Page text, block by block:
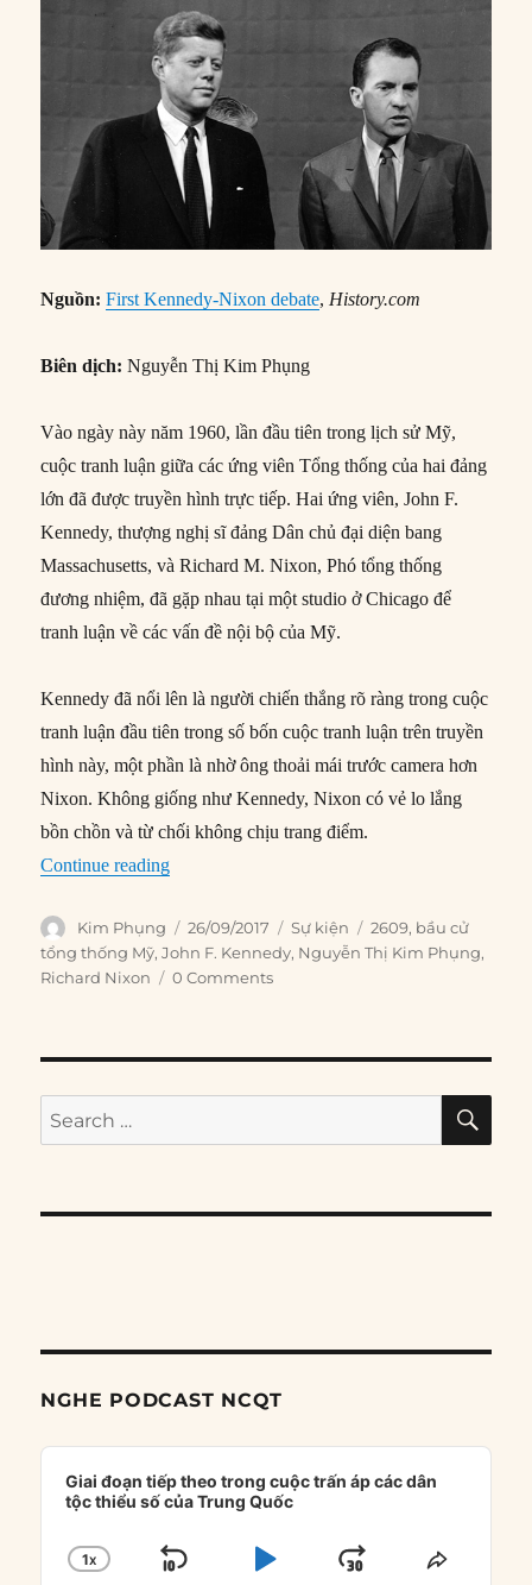
Nguồn: First Kennedy-Nixon debate, History.com
Biên dịch: Nguyễn Thị Kim Phụng
Vào ngày này năm 1960, lần đầu tiên trong lịch sử Mỹ,
cuộc tranh luận giữa các ứng viên Tổng thống của hai đảng
lớn đã được truyền hình trực tiếp. Hai ứng viên, John F.
Kennedy, thượng nghị sĩ đảng Dân chủ đại diện bang
Massachusetts, và Richard M. Nixon, Phó tổng thống
đương nhiệm, đã gặp nhau tại một studio ở Chicago để
tranh luận về các vấn đề nội bộ của Mỹ.
Kennedy đã nổi lên là người chiến thắng rõ ràng trong cuộc
tranh luận đầu tiên trong số bốn cuộc tranh luận trên truyền
hình này, một phần là nhờ ông thoải mái trước camera hơn
Nixon. Không giống như Kennedy, Nixon có vẻ lo lắng
bồn chồn và từ chối không chịu trang điểm.
Continue reading“26/09/1960: Kennedy và Nixon lần đầu tranh
Author
Kim Phụng
Posted
on
26/09/2017 Categories
Sự kiện Tags
2609, bầu cử
tổng thống Mỹ,John F. Kennedy, Nguyễn Thị Kim Phụng,
Richard Nixon
0 Comments
Search
for:
NGHE PODCAST NCQT
Audio
Player
Giai đoạn tiếp theo trong cuộc trấn áp các dân
tộc thiểu số của Trung Quốc
CHANGE
1X SKIP PLAYJUMPSHARE